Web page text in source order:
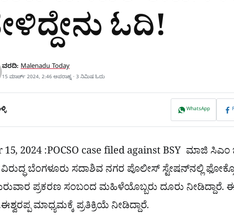
ಓದಿ!
ವರದಿ: Malenadu Today
15 ಮಾರ್ಚ್ 2024, 2:46 ಅಪರಾಹ್ನ · 3 ನಿಮಿಷ ಓದು
WhatsApp
2024:POCSO case filed against BSY ಮಾಜಿ
ಬೆಂಗಳೂರು ಸದಾಶಿವ ನಗರ ಪೊಲೀಸ್ ಸ್ಟೇಷನ್​ನಲ್ಲಿ
ಪ್ರಕರಣ ಸಂಬಂದ ಮಹಿಳೆಯೊಬ್ಬರು ದೂರು ನೀಡಿದ್ದಾರೆ.
ಮಾಧ್ಯಮಕ್ಕೆ ಪ್ರತಿಕ್ರಿಯೆ ನೀಡಿದ್ದಾರೆ.